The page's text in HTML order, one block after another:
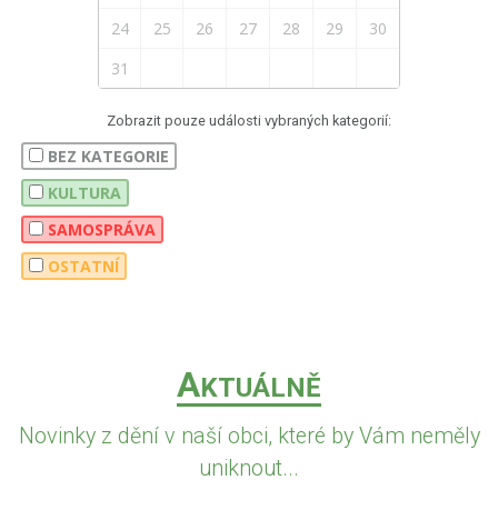
24
25 26 27 28 29
30
31
Zobrazit pouze události vybraných kategorií:
BEZ KATEGORIE
KULTURA
SAMOSPRÁVA
OSTATNÍ
AKTUÁLNĚ
Novinky z dění v naší obci, které by Vám neměly
uniknout...